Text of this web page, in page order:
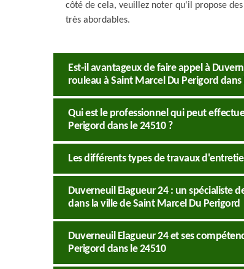
côté de cela, veuillez noter qu'il propose
très abordables.
Est-il avantageux de faire appel à
rouleau à Saint Marcel Du Perigord dans
Qui est le professionnel qui peut
Perigord dans le 24510 ?
Les différents types de travaux
Duverneuil Elagueur 24 : un spécialiste
dans la ville de Saint Marcel Du Perigord
Duverneuil Elagueur 24 et ses
Perigord dans le 24510